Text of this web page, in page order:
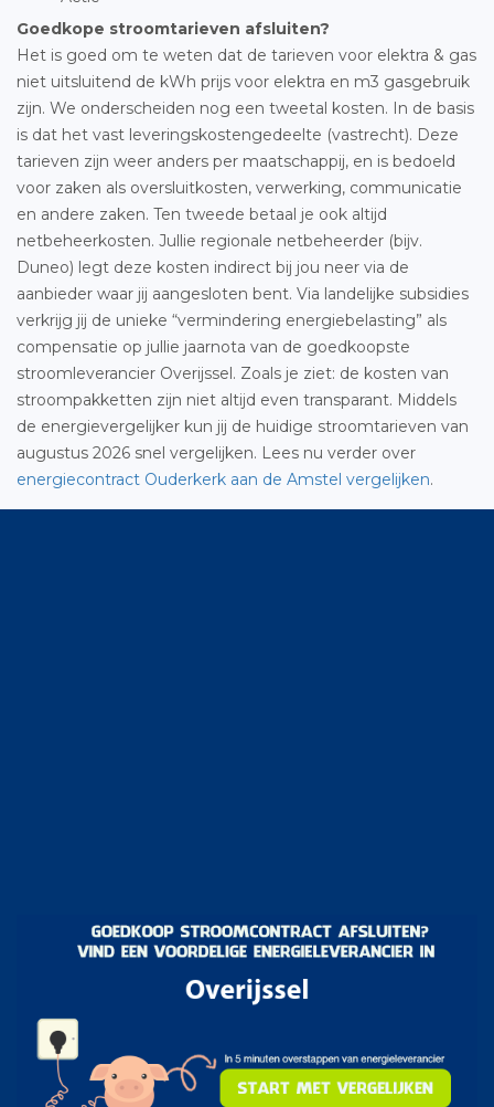
Goedkope stroomtarieven afsluiten?
Het is goed om te weten dat de tarieven voor elektra & gas
niet uitsluitend de kWh prijs voor elektra en m3 gasgebruik
zijn. We onderscheiden nog een tweetal kosten. In de basis
is dat het vast leveringskostengedeelte (vastrecht). Deze
tarieven zijn weer anders per maatschappij, en is bedoeld
voor zaken als oversluitkosten, verwerking, communicatie
en andere zaken. Ten tweede betaal je ook altijd
netbeheerkosten. Jullie regionale netbeheerder (bijv.
Duneo) legt deze kosten indirect bij jou neer via de
aanbieder waar jij aangesloten bent. Via landelijke subsidies
verkrijg jij de unieke “vermindering energiebelasting” als
compensatie op jullie jaarnota van de goedkoopste
stroomleverancier Overijssel. Zoals je ziet: de kosten van
stroompakketten zijn niet altijd even transparant. Middels
de energievergelijker kun jij de huidige stroomtarieven van
augustus 2026 snel vergelijken. Lees nu verder over
energiecontract Ouderkerk aan de Amstel vergelijken.